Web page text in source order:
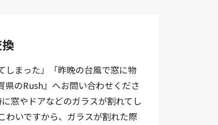
しまった」「昨晩の台風で窓に物
のRush』へお問い合わせくださ
窓やドアなどのガラスが割れてし
わいですから、ガラスが割れた際